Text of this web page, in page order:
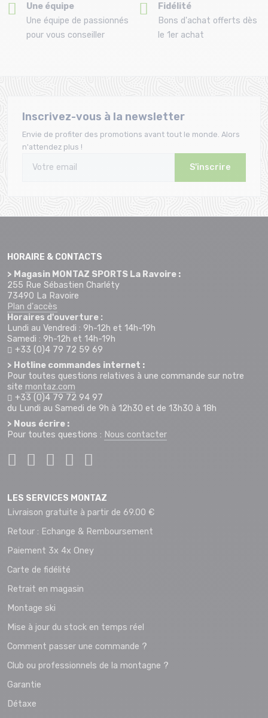
Une équipe
Une équipe de passionnés
pour vous conseiller
Fidélité
Bons d'achat offerts dès
le 1er achat
Inscrivez-vous à la newsletter
Envie de profiter des promotions avant tout le monde. Alors
n'attendez plus !
S'inscrire
HORAIRE & CONTACTS
> Magasin MONTAZ SPORTS La Ravoire :
255 Rue Sébastien Charléty
73490 La Ravoire
Plan d'accès
Horaires d'ouverture :
Lundi au Vendredi : 9h-12h et 14h-19h
Samedi : 9h-12h et 14h-19h
+33 (0)4 79 72 59 69
> Hotline commandes internet :
Pour toutes questions relatives à une commande sur notre
site montaz.com
+33 (0)4 79 72 94 97
du Lundi au Samedi de 9h à 12h30 et de 13h30 à 18h
> Nous écrire :
Pour toutes questions : Nous contacter
LES SERVICES MONTAZ
Livraison gratuite à partir de 69.00 €
Retour : Echange & Remboursement
Paiement 3x 4x Oney
Carte de fidélité
Retrait en magasin
Montage ski
Mise à jour du stock en temps réel
Comment passer une commande ?
Club ou professionnels de la montagne ?
Garantie
Détaxe